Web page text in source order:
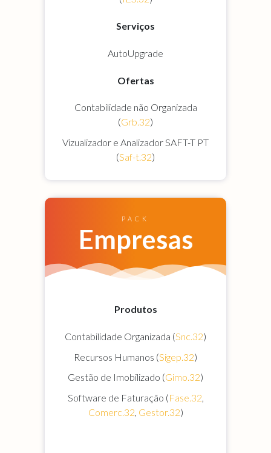
Serviços
AutoUpgrade
Ofertas
Contabilidade não Organizada
(Grb.32)
Vizualizador e Analizador SAFT-T PT
(Saf-t.32)
PACK
Empresas
Produtos
Contabilidade Organizada (Snc.32)
Recursos Humanos (Sigep.32)
Gestão de Imobilizado (Gimo.32)
Software de Faturação (Fase.32
Comerc.32 Gestor.32)